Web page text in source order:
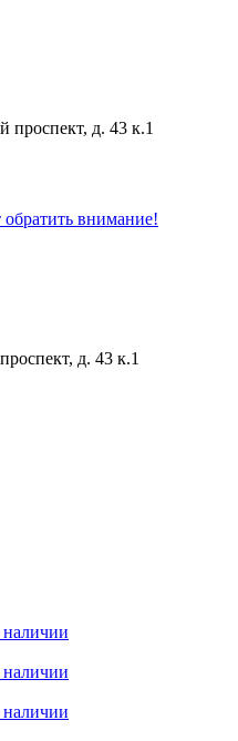
проспект, д. 43 к.1
внимание!
д. 43 к.1